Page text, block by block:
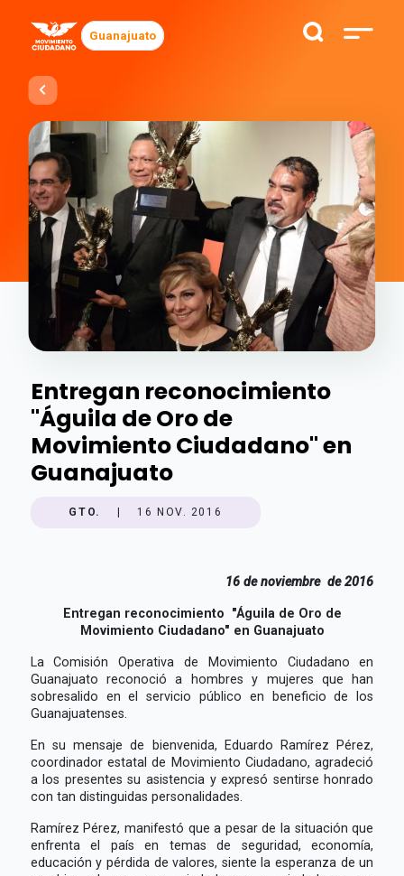
Guanajuato
Entregan reconocimiento
"Águila de Oro de
Movimiento Ciudadano" en
Guanajuato
GTO. 16 NOV. 2016
16 de noviembre de 2016
Entregan reconocimiento "Águila de Oro de
Movimiento Ciudadano" en Guanajuato
La Comisión Operativa de Movimiento Ciudadano en
Guanajuato reconoció a hombres y mujeres que han
sobresalido en el servicio público en beneficio de los
Guanajuatenses.
En su mensaje de bienvenida, Eduardo Ramírez Pérez,
coordinador estatal de Movimiento Ciudadano, agradeció
a los presentes su asistencia y expresó sentirse honrado
con tan distinguidas personalidades.
Ramírez Pérez, manifestó que a pesar de la situación que
enfrenta el país en temas de seguridad, economía,
educación y pérdida de valores, siente la esperanza de un